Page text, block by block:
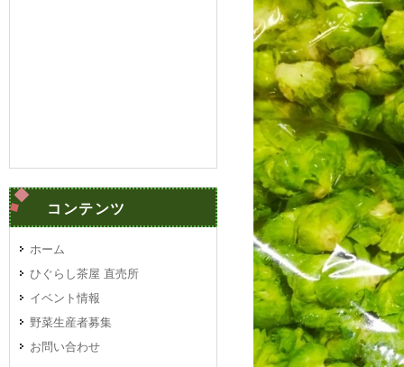
コンテンツ
ホーム
ひぐらし茶屋 直売所
イベント情報
野菜生産者募集
お問い合わせ